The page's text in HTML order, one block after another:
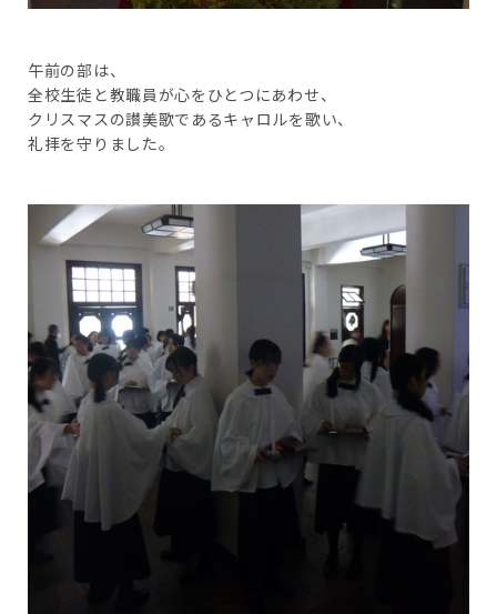
午前の部は、
全校生徒と教職員が心をひとつにあわせ、
クリスマスの讃美歌であるキャロルを歌い、
礼拝を守りました。